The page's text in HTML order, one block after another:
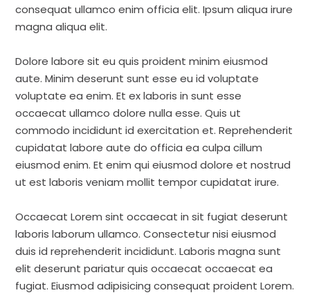
consequat ullamco enim officia elit. Ipsum aliqua irure
magna aliqua elit.
Dolore labore sit eu quis proident minim eiusmod
aute. Minim deserunt sunt esse eu id voluptate
voluptate ea enim. Et ex laboris in sunt esse
occaecat ullamco dolore nulla esse. Quis ut
commodo incididunt id exercitation et. Reprehenderit
cupidatat labore aute do officia ea culpa cillum
eiusmod enim. Et enim qui eiusmod dolore et nostrud
ut est laboris veniam mollit tempor cupidatat irure.
Occaecat Lorem sint occaecat in sit fugiat deserunt
laboris laborum ullamco. Consectetur nisi eiusmod
duis id reprehenderit incididunt. Laboris magna sunt
elit deserunt pariatur quis occaecat occaecat ea
fugiat. Eiusmod adipisicing consequat proident Lorem.